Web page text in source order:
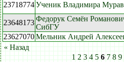
23718774Ученик Владимира
23648173Федорук Семён
СибГУ
23627070Мельник Андрей
« Назад
1 2 3 4 5 6 7 8 9